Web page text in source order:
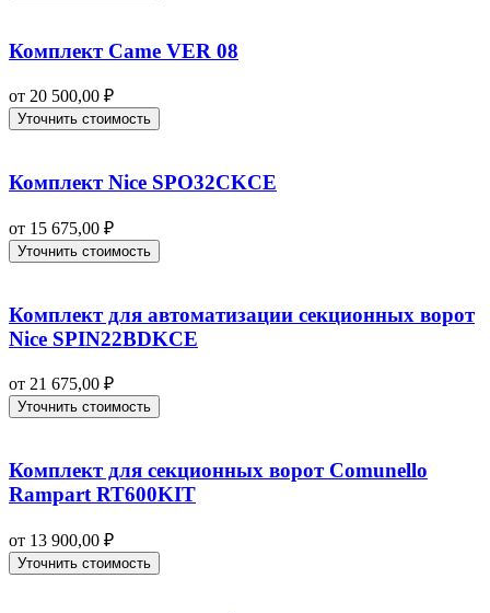
Комплект Came VER 08
от 20 500,00 ₽
Уточнить стоимость
Комплект Nice SPO32CKCE
от 15 675,00 ₽
Уточнить стоимость
Комплект для автоматизации секционных ворот
Nice SPIN22BDKCE
от 21 675,00 ₽
Уточнить стоимость
Комплект для секционных ворот Comunello
Rampart RT600KIT
от 13 900,00 ₽
Уточнить стоимость